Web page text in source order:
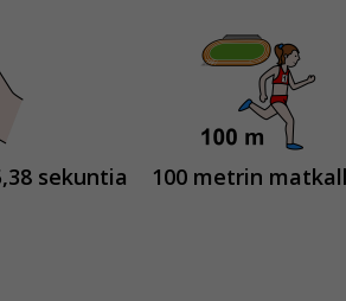
sekuntia 100 metrin